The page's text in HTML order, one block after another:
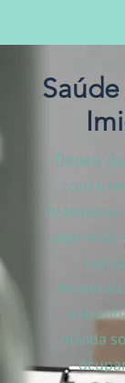
Depois
com o
brasileiros
algo mais
dúvida